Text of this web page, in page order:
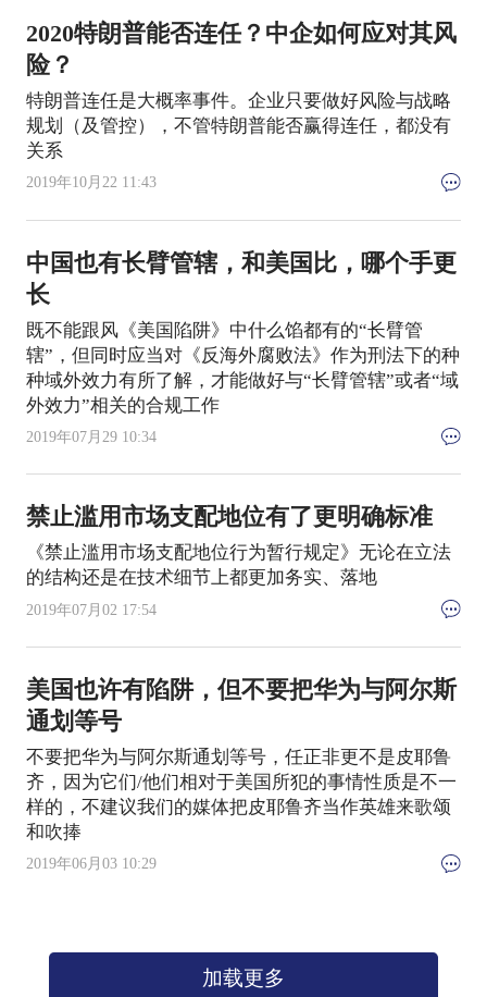
2020特朗普能否连任？中企如何应对其风
险？
特朗普连任是大概率事件。企业只要做好风险与战略
规划（及管控），不管特朗普能否赢得连任，都没有
关系
2019年10月22 11:43
中国也有长臂管辖，和美国比，哪个手更
长
既不能跟风《美国陷阱》中什么馅都有的“长臂管
辖”，但同时应当对《反海外腐败法》作为刑法下的种
种域外效力有所了解，才能做好与“长臂管辖”或者“域
外效力”相关的合规工作
2019年07月29 10:34
禁止滥用市场支配地位有了更明确标准
《禁止滥用市场支配地位行为暂行规定》无论在立法
的结构还是在技术细节上都更加务实、落地
2019年07月02 17:54
美国也许有陷阱，但不要把华为与阿尔斯
通划等号
不要把华为与阿尔斯通划等号，任正非更不是皮耶鲁
齐，因为它们/他们相对于美国所犯的事情性质是不一
样的，不建议我们的媒体把皮耶鲁齐当作英雄来歌颂
和吹捧
2019年06月03 10:29
加载更多